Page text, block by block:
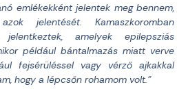
emlékekként jelentek meg bennem,
jelentését. Kamaszkoromban
amelyek epilepsziás
például bántalmazás miatt verve
fejsérüléssel vagy vérző ajkakkal
hogy a lépcsőn rohamom volt.”